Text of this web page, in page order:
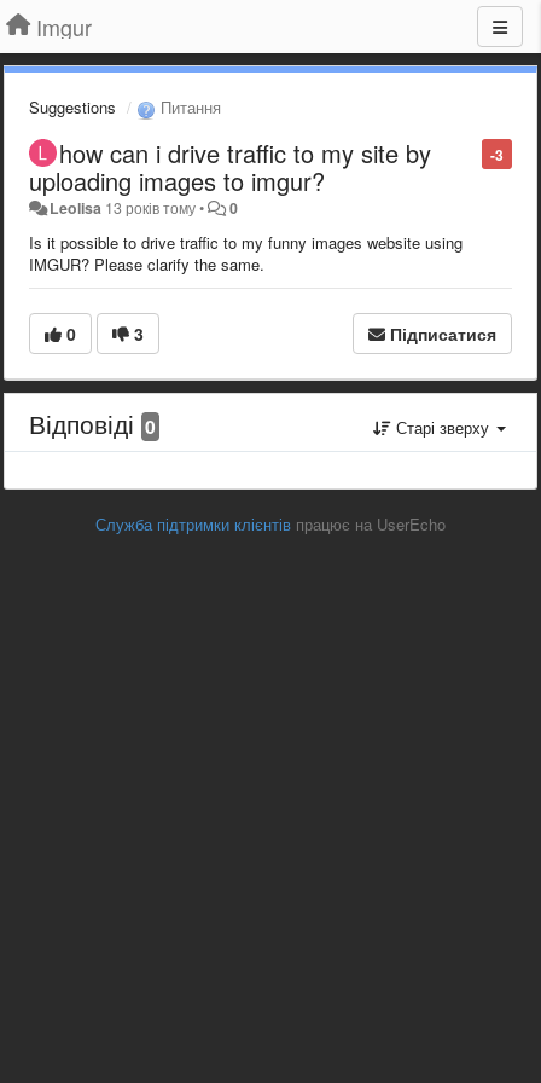
Imgur
Suggestions Питання
-3
how can i drive traffic to my site by
uploading images to imgur?
Leolisa 13 років тому• 0
Is it possible to drive traffic to my funny images website using
IMGUR? Please clarify the same.
0 3 Підписатися
Відповіді 0 Старі зверху
Служба підтримки клієнтів працює на UserEcho